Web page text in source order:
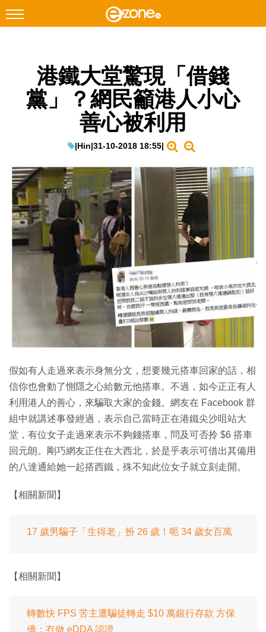
Facebook Instagram
科技焦點
教學評測
EduTech
IT Times
生成式AI與雲端應用
Enterprise Digital Transformation
港鐵大堂驚現「借錢
黨」？網民籲港人小心
善心被利用
|Hin|31-10-2018 18:55|
假如有人走過來表示身無分文，想要幾元搭車回家的話，相
信你也會動了惻隱之心給數元他搭車。不過，如今正正有人
利用港人的善心，來騙取大家的金錢。網友在 Facebook 群
組中就講述事發經過，表示自己當時正在港鐵尖沙咀站大
堂，有位女子走過來表示不夠錢搭車，問及可否拎 $6 搭車
回元朗。剛巧網友正住在大西北，於是乎表示可借出其備用
的八達通給她一起搭西鐵，殊不知此位女子就立刻走開。
【相關新聞】
17 歲男騙子「生得老」扮 26 歲！呃 34 歲女百萬
【相關新聞】
轉數快 FPS 苦主遭騙徒轉走 $10 萬銀行存款 方保
僑：冇做 eDDA 認證